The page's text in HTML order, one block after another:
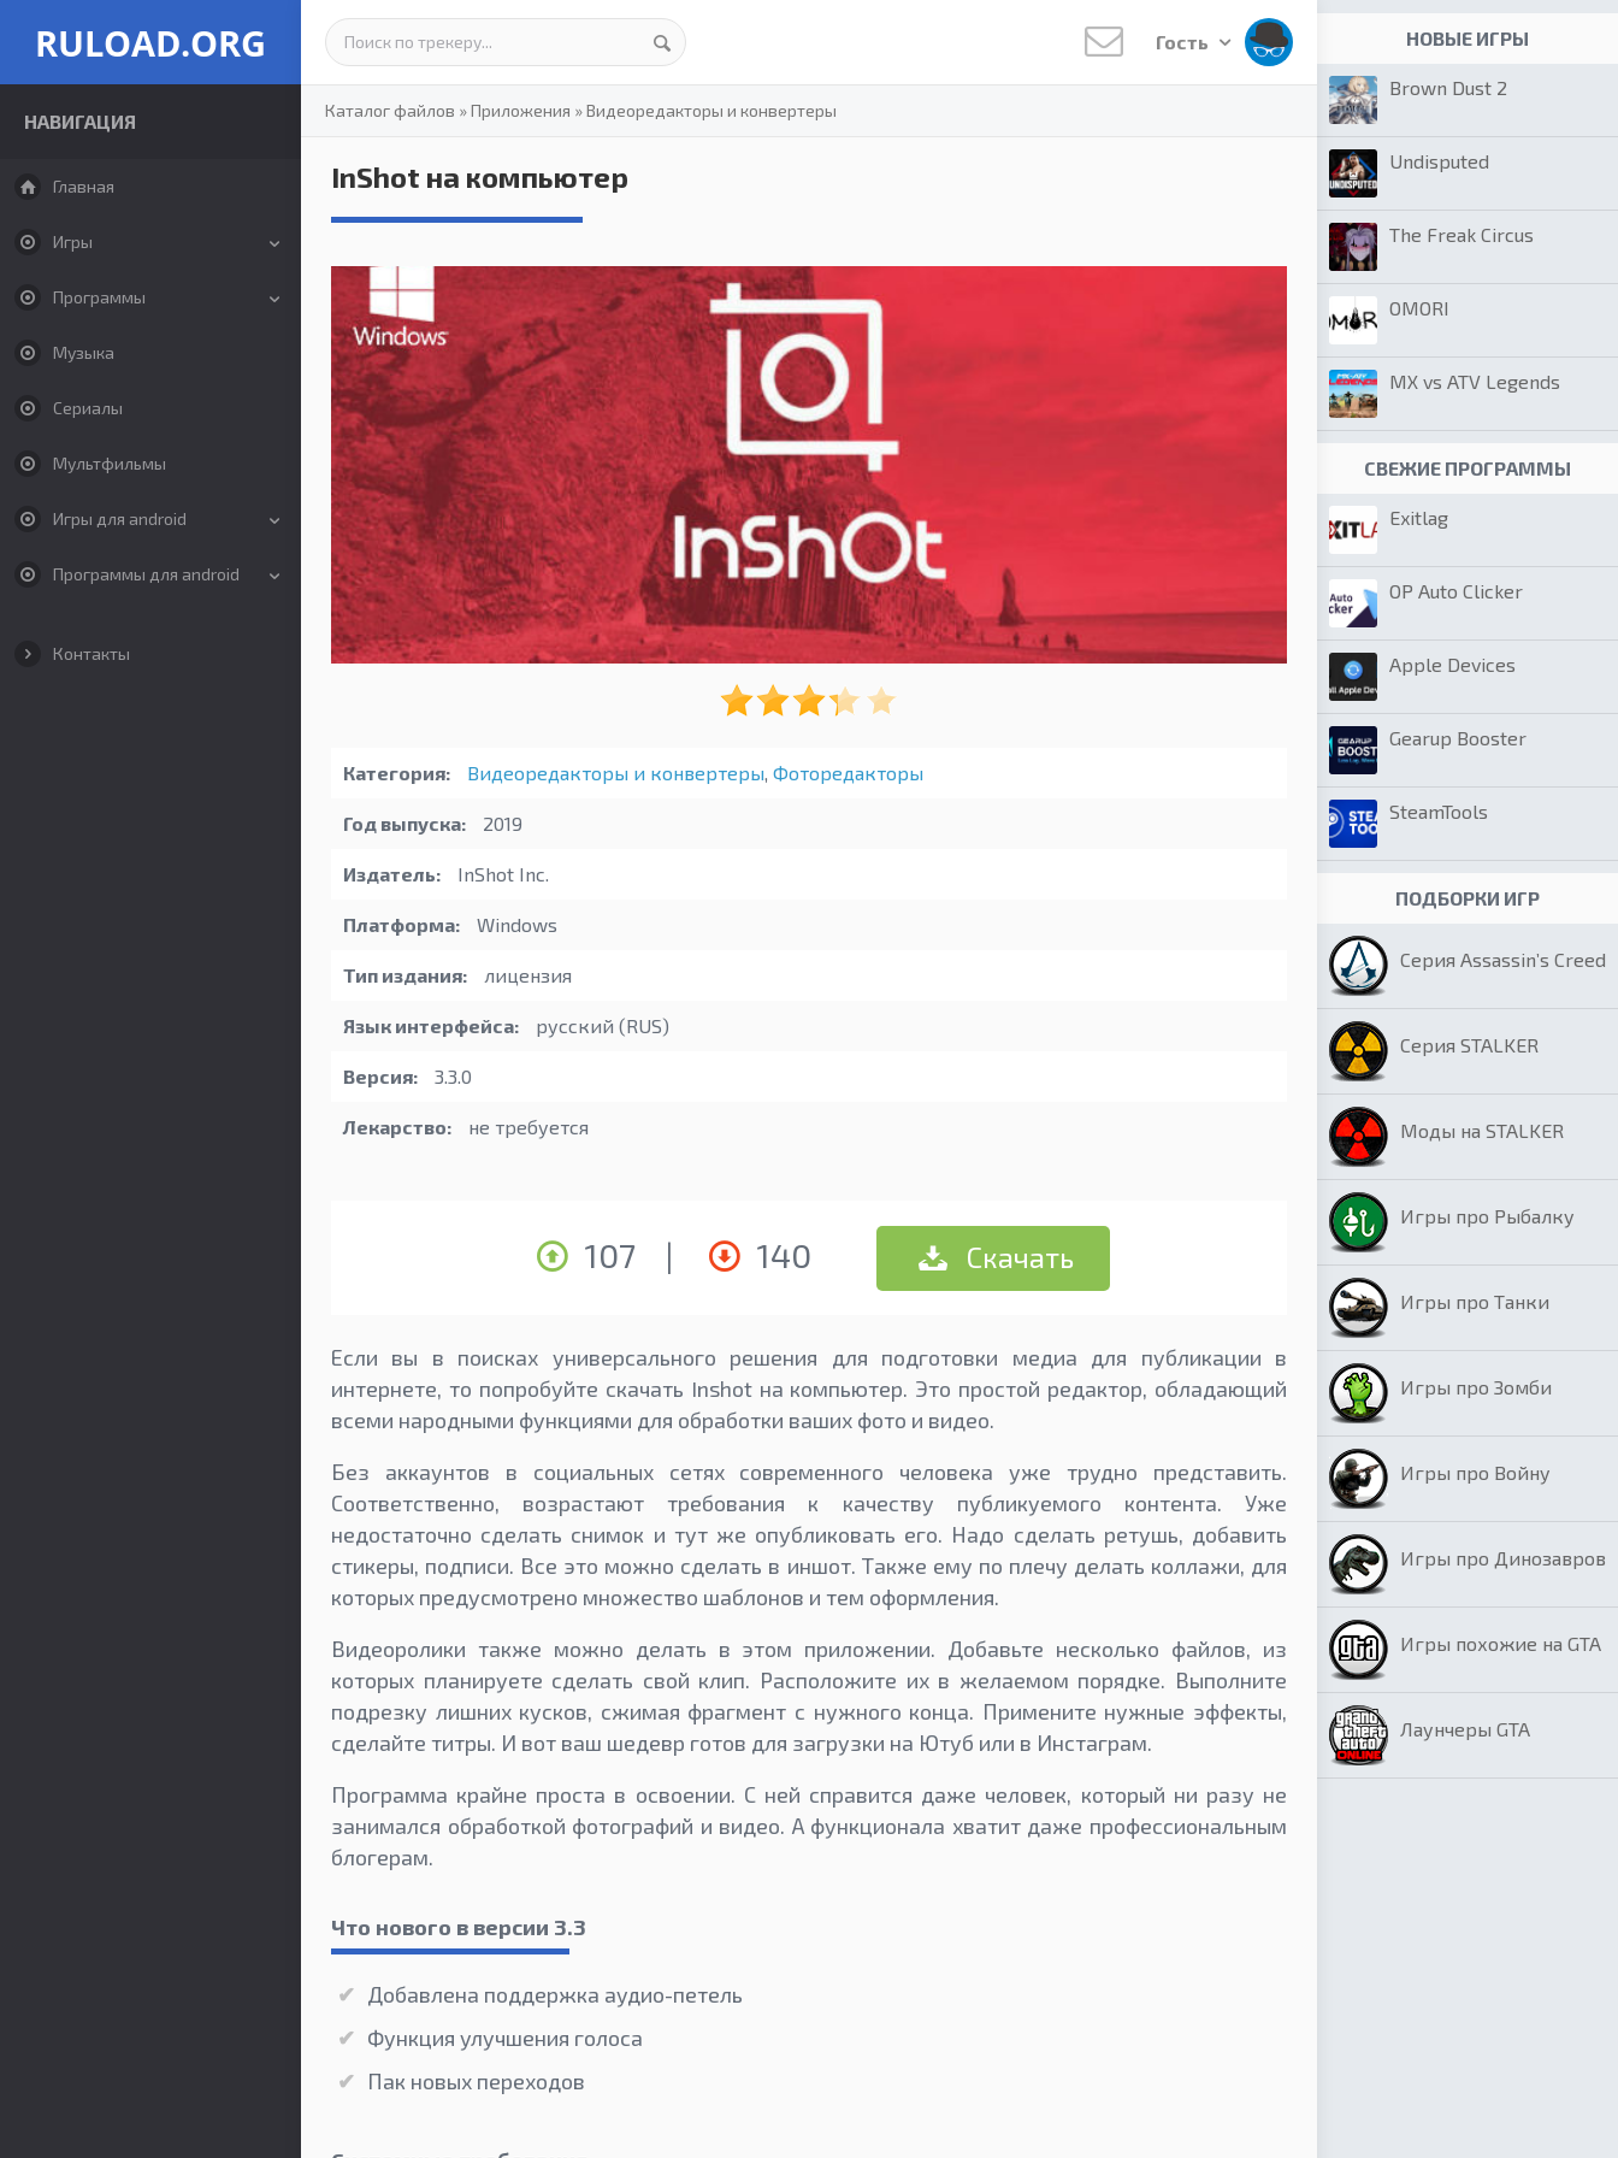
RULOAD.ORG
НАВИГАЦИЯ
Главная
Игры
Программы
Музыка
Сериалы
Мультфильмы
Игры для android
Программы для android
Контакты
Гость
Каталог файлов »Приложения »Видеоредакторы и конвертеры
InShot на компьютер
Категория: Видеоредакторы и конвертеры, Фоторедакторы
Год выпуска: 2019
Издатель: InShot Inc.
Платформа: Windows
Тип издания: лицензия
Язык интерфейса: русский (RUS)
Версия: 3.3.0
Лекарство: не требуется
107 | 140 Скачать
Если вы в поисках универсального решения для подготовки медиа для публикации в
интернете, то попробуйте скачать Inshot на компьютер. Это простой редактор, обладающий
всеми народными функциями для обработки ваших фото и видео.
Без аккаунтов в социальных сетях современного человека уже трудно представить.
Соответственно, возрастают требования к качеству публикуемого контента. Уже
недостаточно сделать снимок и тут же опубликовать его. Надо сделать ретушь, добавить
стикеры, подписи. Все это можно сделать в иншот. Также ему по плечу делать коллажи, для
которых предусмотрено множество шаблонов и тем оформления.
Видеоролики также можно делать в этом приложении. Добавьте несколько файлов, из
которых планируете сделать свой клип. Расположите их в желаемом порядке. Выполните
подрезку лишних кусков, сжимая фрагмент с нужного конца. Примените нужные эффекты,
сделайте титры. И вот ваш шедевр готов для загрузки на Ютуб или в Инстаграм.
Программа крайне проста в освоении. С ней справится даже человек, который ни разу не
занимался обработкой фотографий и видео. А функционала хватит даже профессиональным
блогерам.
Что нового в версии 3.3
Добавлена поддержка аудио-петель
Функция улучшения голоса
Пак новых переходов
НОВЫЕ ИГРЫ
Brown Dust 2
Undisputed
The Freak Circus
OMORI
MX vs ATV Legends
СВЕЖИЕ ПРОГРАММЫ
Exitlag
OP Auto Clicker
Apple Devices
Gearup Booster
SteamTools
ПОДБОРКИ ИГР
Серия Assassin’s Creed
Серия STALKER
Моды на STALKER
Игры про Рыбалку
Игры про Танки
Игры про Зомби
Игры про Войну
Игры про Динозавров
Игры похожие на GTA
Лаунчеры GTA